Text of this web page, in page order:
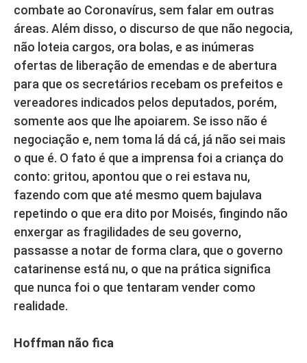
combate ao Coronavírus, sem falar em outras
áreas. Além disso, o discurso de que não negocia,
não loteia cargos, ora bolas, e as inúmeras
ofertas de liberação de emendas e de abertura
para que os secretários recebam os prefeitos e
vereadores indicados pelos deputados, porém,
somente aos que lhe apoiarem. Se isso não é
negociação e, nem toma lá dá cá, já não sei mais
o que é. O fato é que a imprensa foi a criança do
conto: gritou, apontou que o rei estava nu,
fazendo com que até mesmo quem bajulava
repetindo o que era dito por Moisés, fingindo não
enxergar as fragilidades de seu governo,
passasse a notar de forma clara, que o governo
catarinense está nu, o que na prática significa
que nunca foi o que tentaram vender como
realidade.
Hoffman não fica